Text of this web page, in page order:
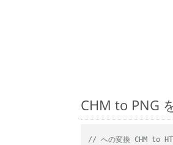
CHM to PNG
// への変換 CHM to